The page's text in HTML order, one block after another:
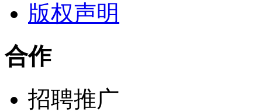
版权声明
合作
招聘推广